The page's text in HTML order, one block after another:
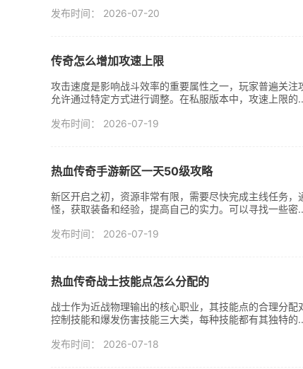
发布时间： 2026-07-20
传奇怎么增加攻速上限
攻击速度是影响战斗效率的重要属性之一，玩家普遍关
允许通过特定方式进行调整。在私服版本中，攻速上限的
发布时间： 2026-07-19
热血传奇手游新区一天50级攻略
新区开启之初，资源非常有限，需要尽快完成主线任务
怪，获取装备和经验，提高自己的实力。可以寻找一些密
发布时间： 2026-07-19
热血传奇战士技能点怎么分配的
战士作为近战物理输出的核心职业，其技能点的合理分
控制技能和爆发伤害技能三大类，每种技能都有其独特的
发布时间： 2026-07-18